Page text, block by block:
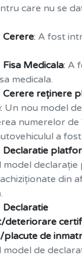
care nu se
Cerere: A fost
Fisa Medicala: A
medicala.
Cerere reținere
: Un nou model
numerelor de
a
Declaratie
model declarație
din
Declaratie
de
de